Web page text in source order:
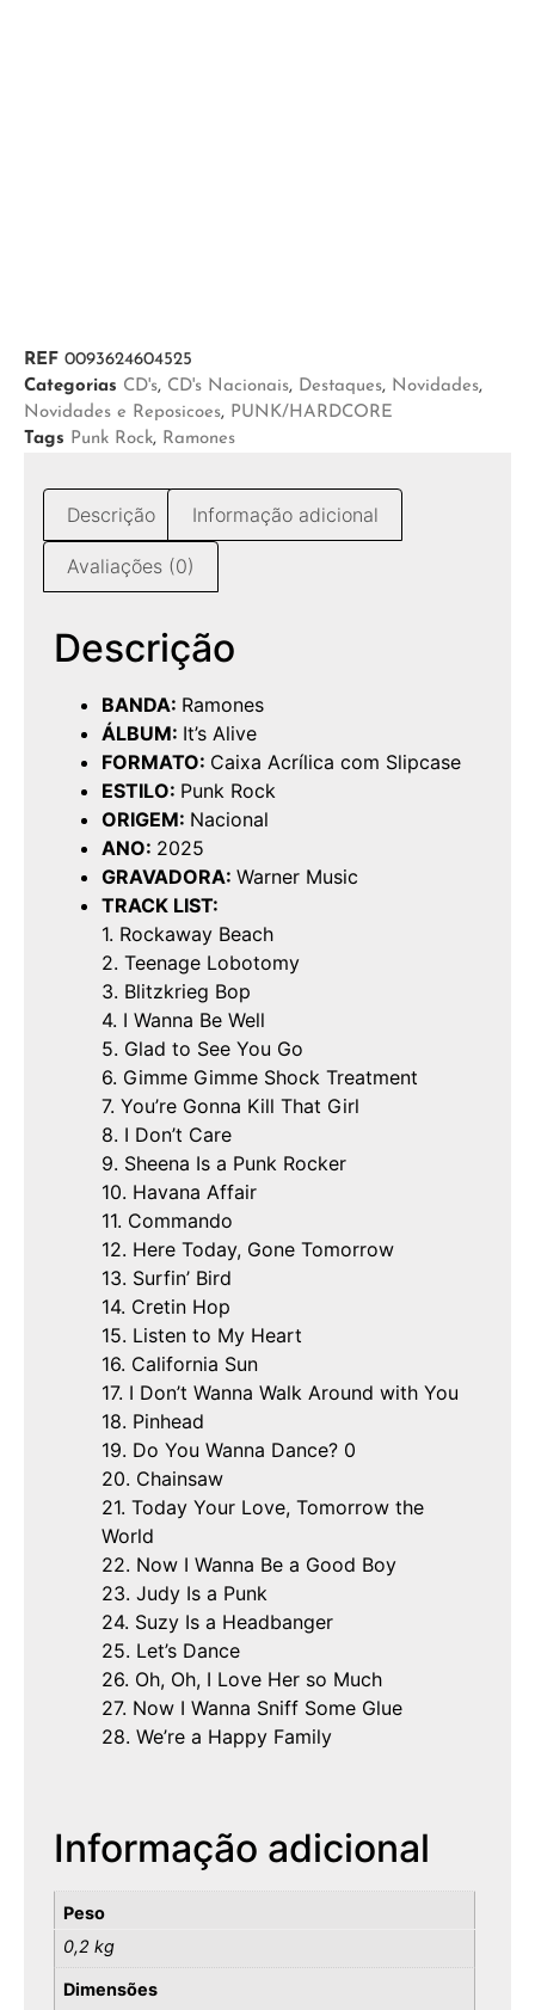
REF 0093624604525
Categorias CD's, CD's Nacionais, Destaques, Novidades,
Novidades e Reposicoes, PUNK/HARDCORE
Tags Punk Rock, Ramones
Descrição Informação adicional
Avaliações (0)
Descrição
BANDA: Ramones
ÁLBUM: It’s Alive
FORMATO: Caixa Acrílica com Slipcase
ESTILO: Punk Rock
ORIGEM: Nacional
ANO: 2025
GRAVADORA: Warner Music
TRACK LIST:
1. Rockaway Beach
2. Teenage Lobotomy
3. Blitzkrieg Bop
4. I Wanna Be Well
5. Glad to See You Go
6. Gimme Gimme Shock Treatment
7. You’re Gonna Kill That Girl
8. I Don’t Care
9. Sheena Is a Punk Rocker
10. Havana Affair
11. Commando
12. Here Today, Gone Tomorrow
13. Surfin’ Bird
14. Cretin Hop
15. Listen to My Heart
16. California Sun
17. I Don’t Wanna Walk Around with You
18. Pinhead
19. Do You Wanna Dance? 0
20. Chainsaw
21. Today Your Love, Tomorrow the
World
22. Now I Wanna Be a Good Boy
23. Judy Is a Punk
24. Suzy Is a Headbanger
25. Let’s Dance
26. Oh, Oh, I Love Her so Much
27. Now I Wanna Sniff Some Glue
28. We’re a Happy Family
Informação adicional
Peso
0,2 kg
Dimensões